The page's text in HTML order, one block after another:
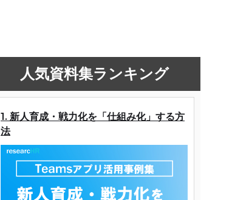
人気資料集ランキング
1. 新人育成・戦力化を「仕組み化」する方
法